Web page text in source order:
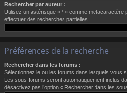
Rechercher par auteur :
Utilisez un astérisque « * » comme métacaractère
effectuer des recherches partielles.
Préférences de la recherche
Rechercher dans les forums :
Sélectionnez le ou les forums dans lesquels vous
Les sous-forums seront automatiquement inclus
désactivez pas l’option « Rechercher dans les